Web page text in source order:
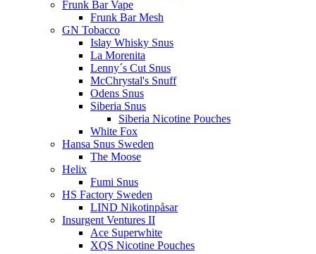
Frunk Bar Vape
Frunk Bar Mesh
GN Tobacco
Islay Whisky Snus
La Morenita
Lenny´s Cut Snus
McChrystal's Snuff
Odens Snus
Siberia Snus
Siberia Nicotine Pouches
White Fox
Hansa Snus Sweden
The Moose
Helix
Fumi Snus
HS Factory Sweden
LIND Nikotinpåsar
Insurgent Ventures II
Ace Superwhite
XQS Nicotine Pouches